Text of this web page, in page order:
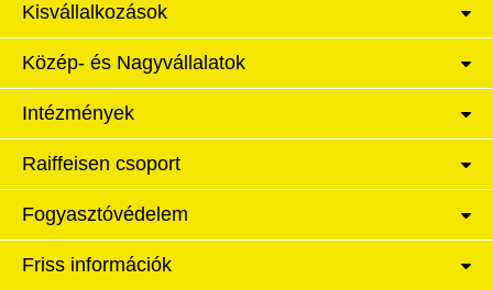
Kisvállalkozások
Közép- és Nagyvállalatok
Intézmények
Raiffeisen csoport
Fogyasztóvédelem
Friss információk